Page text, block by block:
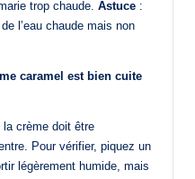
trop chaude. Astuce :
l’eau chaude mais non
caramel est bien cuite
la crème doit être
Pour vérifier, piquez un
légèrement humide, mais